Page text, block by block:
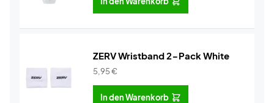
ZERV Wristband 2-Pack White
5,95€
In den Warenkorb